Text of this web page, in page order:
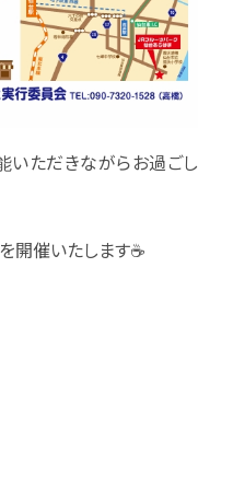
いただきながらお過ごし
開催いたします☕